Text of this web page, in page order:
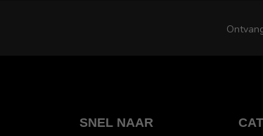
SNEL NAAR